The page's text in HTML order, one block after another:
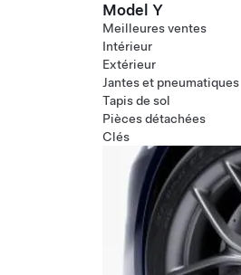
Model Y
Meilleures ventes
Intérieur
Extérieur
Jantes et pneumatiques
Tapis de sol
Pièces détachées
Clés